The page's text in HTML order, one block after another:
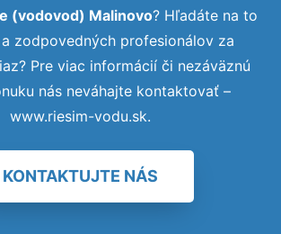
(vodovod) Malinovo? Hľadáte na to
zodpovedných profesionálov za
Pre viac informácií či nezáväznú
nás neváhajte kontaktovať –
www.riesim-vodu.sk.
KONTAKTUJTE NÁS